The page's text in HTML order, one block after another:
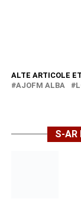
ALTE ARTICOLE
AJOFM ALBA
S-AR